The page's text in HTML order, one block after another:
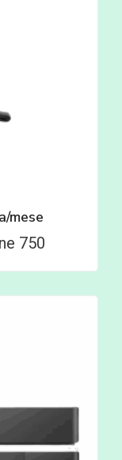
mese
750